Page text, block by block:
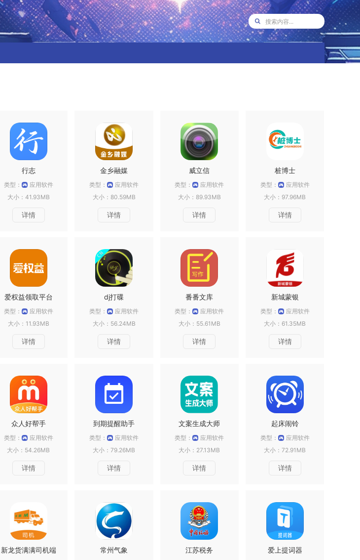
行志
类型：
应用软件
大小：41.93MB
详情
金乡融媒
类型：
应用软件
大小：80.59MB
详情
威立信
类型：
应用软件
大小：89.93MB
详情
桩博士
类型：
应用软件
大小：97.96MB
详情
爱权益领取平台
类型：
应用软件
大小：11.93MB
详情
dj打碟
类型：
应用软件
大小：56.24MB
详情
番番文库
类型：
应用软件
大小：55.61MB
详情
新城蒙银
类型：
应用软件
大小：61.35MB
详情
众人好帮手
类型：
应用软件
大小：54.26MB
详情
到期提醒助手
类型：
应用软件
大小：79.26MB
详情
文案生成大师
类型：
应用软件
大小：27.13MB
详情
起床闹铃
类型：
应用软件
大小：72.91MB
详情
新龙货满满司机端 常州气象 江苏税务 爱上提词器